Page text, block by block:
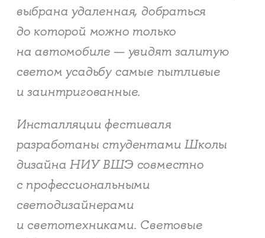
выбрана удаленная, добраться
до которой можно только
на автомобиле — увидят залитую
светом усадьбу самые пытливые
и заинтригованные.
Инсталляции фестиваля
разработаны студентами Школы
дизайна НИУ ВШЭ совместно
с профессиональными
светодизайнерами
и светотехниками. Световые